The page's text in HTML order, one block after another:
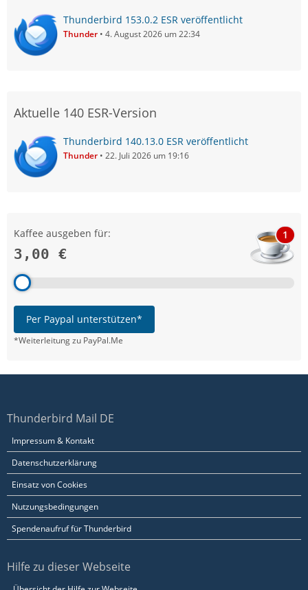
Thunderbird 153.0.2 ESR veröffentlicht
Thunder 4. August 2026 um 22:34
Aktuelle 140 ESR-Version
Thunderbird 140.13.0 ESR veröffentlicht
Thunder 22. Juli 2026 um 19:16
Kaffee ausgeben für:
3,00 €
1
Per Paypal unterstützen*
*Weiterleitung zu PayPal.Me
Thunderbird Mail DE
Impressum & Kontakt
Datenschutzerklärung
Einsatz von Cookies
Nutzungsbedingungen
Spendenaufruf für Thunderbird
Hilfe zu dieser Webseite